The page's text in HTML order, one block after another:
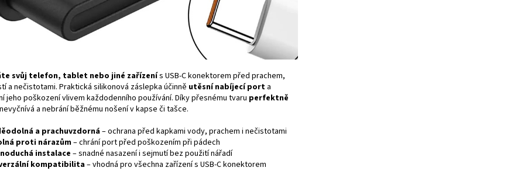
svůj telefon, tablet nebo jiné zařízenís USB-C konektorem před prachem,
a nečistotami. Praktická silikonová záslepka účinně utěsní nabíjecí port a
jeho poškození vlivem každodenního používání. Díky přesnému tvaru perfektně
a nebrání běžnému nošení v kapse či tašce.
a prachuvzdorná– ochrana před kapkami vody, prachem i nečistotami
proti nárazům– chrání port před poškozením při pádech
instalace – snadné nasazení i sejmutí bez použití nářadí
kompatibilita– vhodná pro všechna zařízení s USB-C konektorem